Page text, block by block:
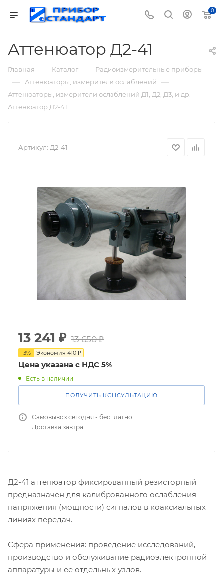
0
Аттенюатор Д2-41
Главная — Каталог — Радиоизмерительные приборы
— Аттенюаторы, измерители ослаблений —
Аттенюаторы, измерители ослаблений Д1, Д2, Д3, и др. —
Аттенюатор Д2-41
Артикул: Д2-41
13 241 ₽ 13 650₽
-3% Экономия 410 ₽
Цена указана с НДС 5%
Есть в наличии
ПОЛУЧИТЬ КОНСУЛЬТАЦИЮ
Самовывоз сегодня - бесплатно
Доставка завтра
Д2-41 аттенюатор фиксированный резисторный
предназначен для калиброванного ослабления
напряжения (мощности) сигналов в коаксиальных
линиях передач.
Сфера применения: проведение исследований,
производство и обслуживание радиоэлектронной
аппаратуры и ее отдельных узлов.